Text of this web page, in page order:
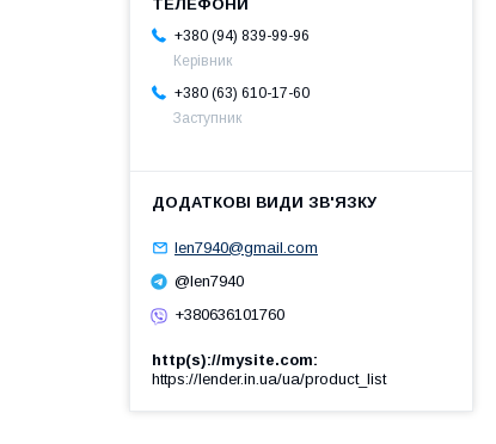
+380 (94) 839-99-96
Керівник
+380 (63) 610-17-60
Заступник
len7940@gmail.com
@len7940
+380636101760
http(s)://mysite.com
https://lender.in.ua/ua/product_list